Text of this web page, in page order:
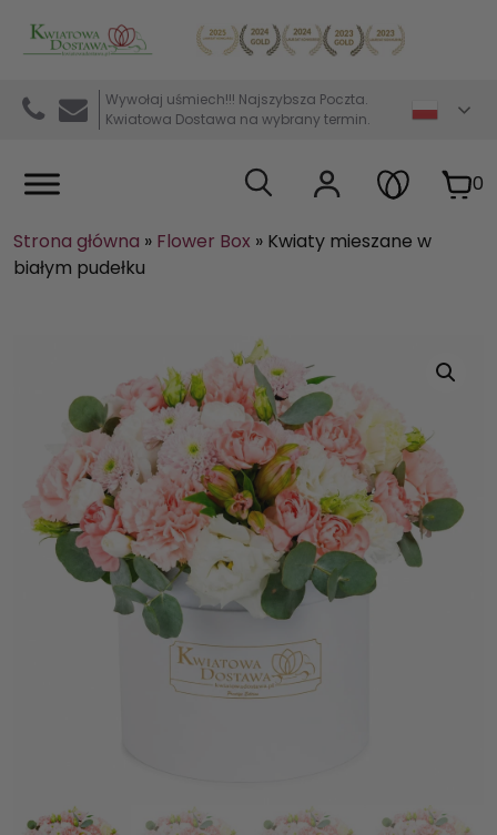
Kwiaciarnia internetowa Kwiatowa Dostawa
Wywołaj uśmiech!!! Najszybsza Poczta.
Kwiatowa Dostawa na wybrany termin.
0
Strona główna » Flower Box » Kwiaty mieszane w
białym pudełku